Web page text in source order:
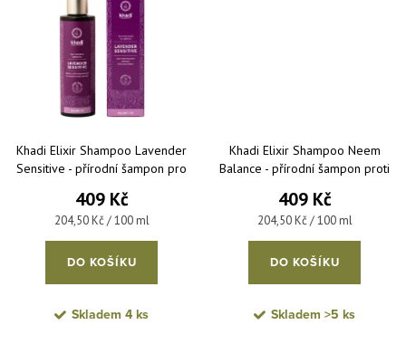
Khadi Elixir Shampoo Lavender
Sensitive - přírodní šampon pro
409 Kč
Měrná cena:
204,50 Kč / 100 ml
DO KOŠÍKU
Skladem 4 ks
Khadi Elixir Shampoo Neem
Balance - přírodní šampon proti
409 Kč
Měrná cena:
204,50 Kč / 100 ml
DO KOŠÍKU
Skladem >5 ks